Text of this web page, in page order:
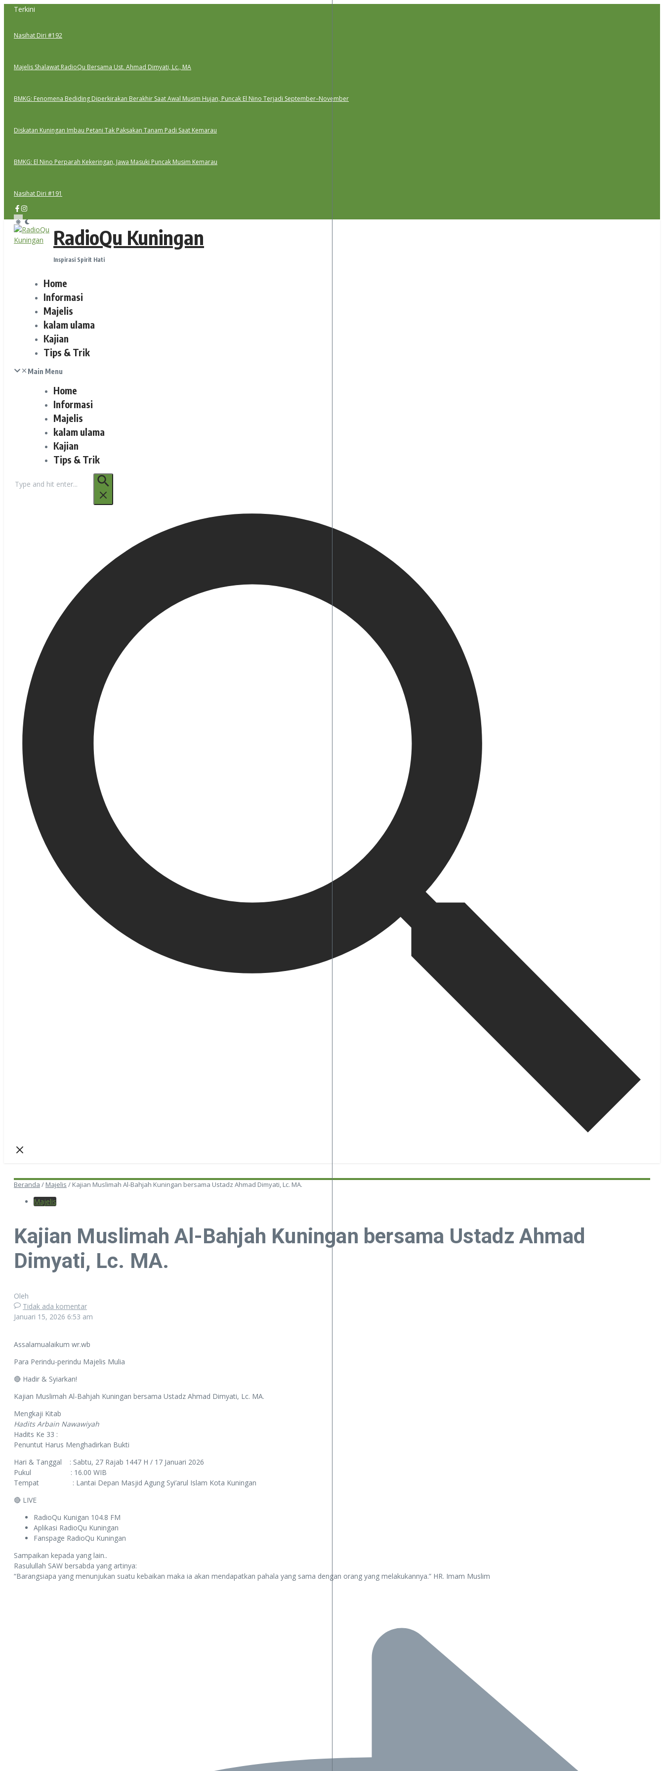
Lewati
Terkini
Nasihat Diri #192
Majelis Shalawat RadioQu Bersama Ust. Ahmad Dimyati, Lc., MA
BMKG: Fenomena Bediding Diperkirakan Berakhir Saat Awal Musim Hujan, Puncak El Nino Terjadi September–November
Diskatan Kuningan Imbau Petani Tak Paksakan Tanam Padi Saat Kemarau
BMKG: El Nino Perparah Kekeringan, Jawa Masuki Puncak Musim Kemarau
Nasihat Diri #191
RadioQu Kuningan
Inspirasi Spirit Hati
Home
Informasi
Majelis
kalam ulama
Kajian
Tips & Trik
Main Menu
Home
Informasi
Majelis
kalam ulama
Kajian
Tips & Trik
untuk:
Beranda / Majelis / Kajian Muslimah Al-Bahjah Kuningan bersama Ustadz Ahmad Dimyati, Lc. MA.
Majelis
Kajian Muslimah Al-Bahjah Kuningan bersama Ustadz Ahmad
Dimyati, Lc. MA.
Oleh
Tidak ada komentar
Januari 15, 2026 6:53 am
Assalamualaikum wr.wb
Para Perindu-perindu Majelis Mulia
🔴 Hadir & Syiarkan!
Kajian Muslimah Al-Bahjah Kuningan bersama Ustadz Ahmad Dimyati, Lc. MA.
Mengkaji Kitab
Hadits Arbain Nawawiyah
Hadits Ke 33 :
Penuntut Harus Menghadirkan Bukti
Hari & Tanggal : Sabtu, 27 Rajab 1447 H / 17 Januari 2026
Pukul : 16.00 WIB
Tempat : Lantai Depan Masjid Agung Syi’arul Islam Kota Kuningan
🔴 LIVE
RadioQu Kunigan 104.8 FM
Aplikasi RadioQu Kuningan
Fanspage RadioQu Kuningan
Sampaikan kepada yang lain..
Rasulullah SAW bersabda yang artinya:
“Barangsiapa yang menunjukan suatu kebaikan maka ia akan mendapatkan pahala yang sama dengan orang yang melakukannya.” HR. Imam Muslim